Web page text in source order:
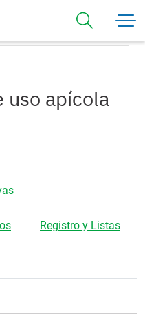
uso apícola
Registro y Listas